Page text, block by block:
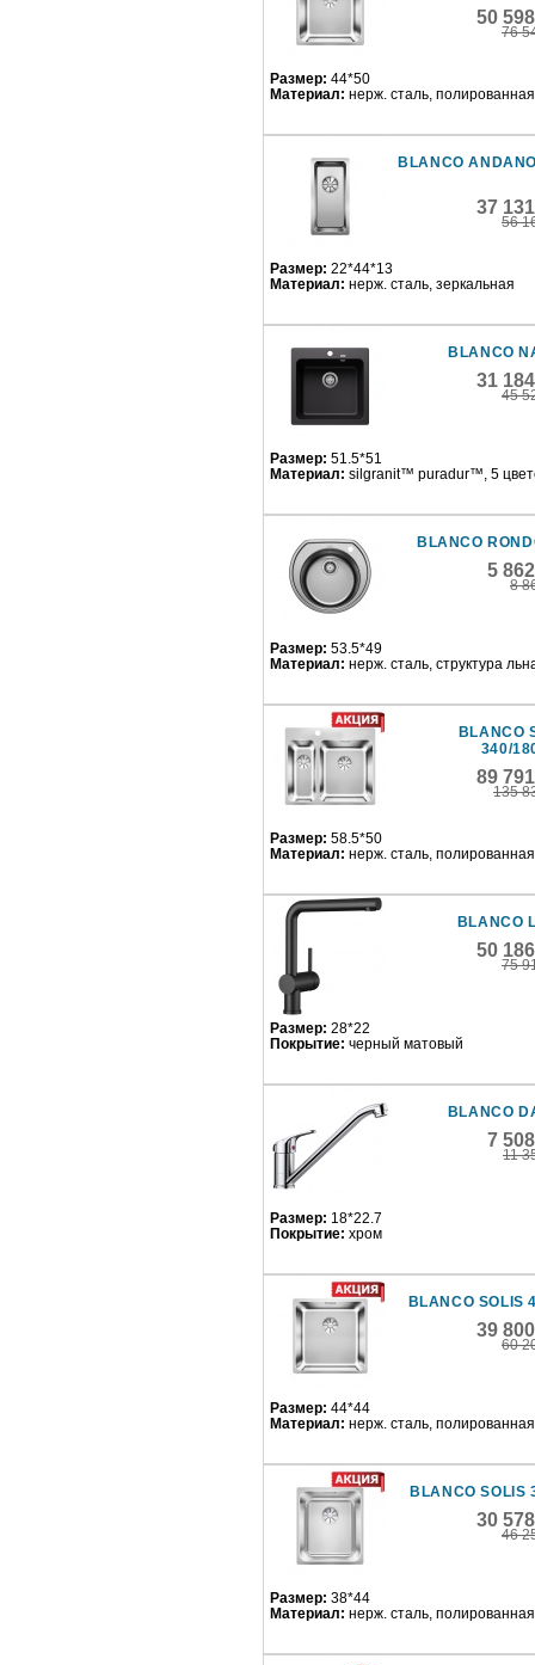
50
76
Размер: 44*50
Материал: нерж. сталь, полированная
BLANCO
37
56
Размер: 22*44*13
Материал: нерж. сталь, зеркальная
BLANCO
31
45
Размер: 51.5*51
Материал: silgranit™ puradur™, 5
BLANCO
5
8
Размер: 53.5*49
Материал: нерж. сталь, структура
BLANCO
340/
89
135
Размер: 58.5*50
Материал: нерж. сталь, полированная
BLANCO
50
75
Размер: 28*22
Покрытие: черный матовый
BLANCO
7
11
Размер: 18*22.7
Покрытие: хром
BLANCO SOLIS
39
60
Размер: 44*44
Материал: нерж. сталь, полированная
BLANCO SOLIS
30
46
Размер: 38*44
Материал: нерж. сталь, полированная